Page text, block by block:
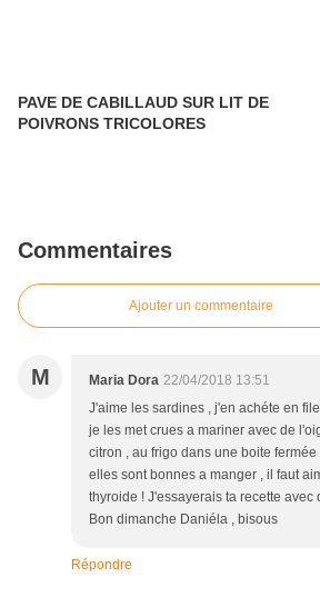
PAVE DE CABILLAUD SUR LIT DE
POIVRONS TRICOLORES
Commentaires
Ajouter un commentaire
M Maria Dora 22/04/2018 13:51
J'aime les sardines , j'en achéte en
je les met crues a mariner avec de
citron , au frigo dans une boite
elles sont bonnes a manger , il faut
thyroide ! J'essayerais ta recette avec
Bon dimanche Daniéla , bisous
Répondre